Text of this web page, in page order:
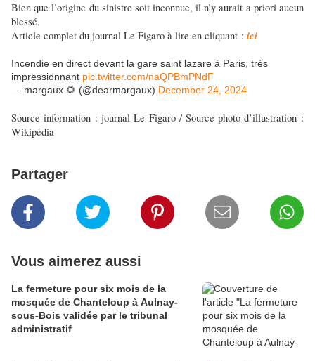
Bien que l’origine du sinistre soit inconnue, il n’y aurait a priori aucun
blessé.
Article complet du journal Le Figaro à lire en cliquant : ici
Incendie en direct devant la gare saint lazare à Paris, très
impressionnant pic.twitter.com/naQPBmPNdF
— margaux 🌻 (@dearmargaux) December 24, 2024
Source information : journal Le Figaro / Source photo d’illustration :
Wikipédia
Partager
Vous aimerez aussi
La fermeture pour six mois de la
mosquée de Chanteloup à Aulnay-
sous-Bois validée par le tribunal
administratif